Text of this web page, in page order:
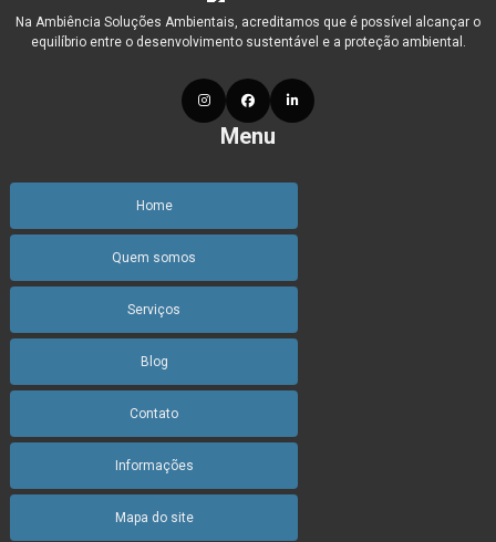
Na Ambiência Soluções Ambientais, acreditamos que é possível alcançar o
equilíbrio entre o desenvolvimento sustentável e a proteção ambiental.
Menu
Home
Quem somos
Serviços
Blog
Contato
Informações
Mapa do site